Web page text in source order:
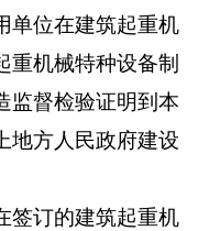
单位在建筑起重机
重机械特种设备制
监督检验证明到本
地方人民政府建设
订的建筑起重机